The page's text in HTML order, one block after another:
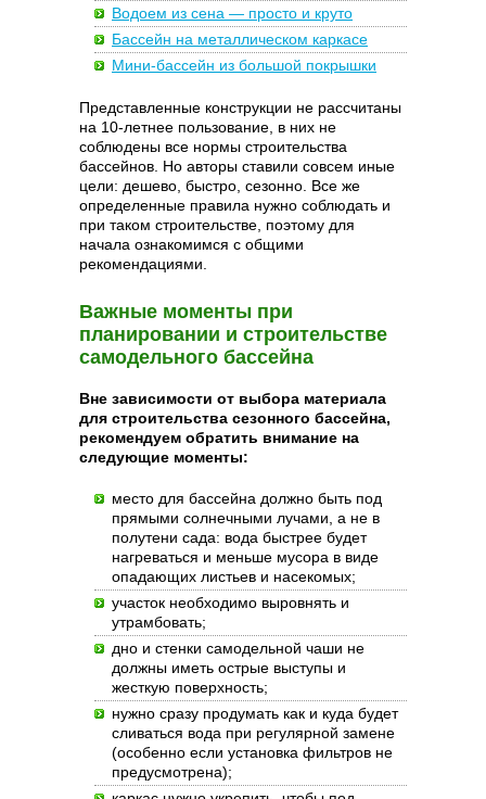
Водоем из сена — просто и круто
Бассейн на металлическом каркасе
Мини-бассейн из большой покрышки
Представленные конструкции не рассчитаны
на 10-летнее пользование, в них не
соблюдены все нормы строительства
бассейнов. Но авторы ставили совсем иные
цели: дешево, быстро, сезонно. Все же
определенные правила нужно соблюдать и
при таком строительстве, поэтому для
начала ознакомимся с общими
рекомендациями.
Важные моменты при
планировании и строительстве
самодельного бассейна
Вне зависимости от выбора материала
для строительства сезонного бассейна,
рекомендуем обратить внимание на
следующие моменты:
место для бассейна должно быть под
прямыми солнечными лучами, а не в
полутени сада: вода быстрее будет
нагреваться и меньше мусора в виде
опадающих листьев и насекомых;
участок необходимо выровнять и
утрамбовать;
дно и стенки самодельной чаши не
должны иметь острые выступы и
жесткую поверхность;
нужно сразу продумать как и куда будет
сливаться вода при регулярной замене
(особенно если установка фильтров не
предусмотрена);